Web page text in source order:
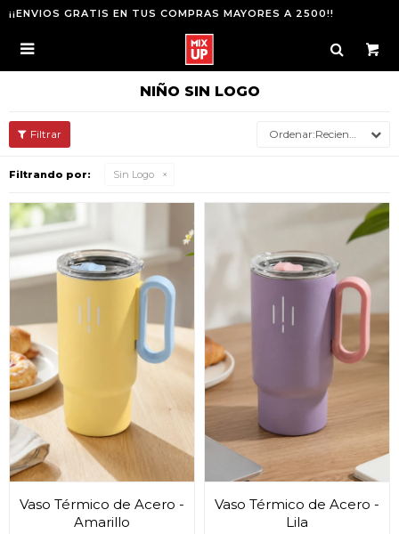
¡¡ENVIOS GRATIS EN TUS COMPRAS MAYORES A 2500!!

NIÑO SIN LOGO
Recientes
Filtrando por: Sin Logo
Vaso Térmico de Acero -
Amarillo
Vaso Térmico de Acero -
Lila